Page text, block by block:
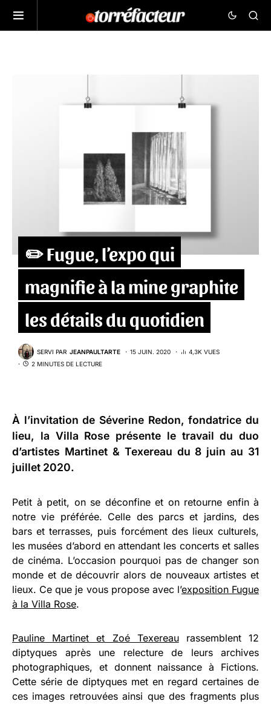
✏️ Fugue, l’expo qui
magnifie à la mine graphite
les détails du quotidien
SERVI PAR JEANPAULTARTE 15 JUIN. 2020
4,3K VUES
2 MINUTES DE LECTURE
À l’invitation de Séverine Redon, fondatrice du
lieu, la Villa Rose présente le travail du duo
d’artistes Martinet & Texereau du 8 juin au 31
juillet 2020.
Petit à petit, on se déconfine et on retourne enfin à
notre vie préférée. Celle des parcs et jardins, des
bars et terrasses, puis forcément des lieux culturels,
les musées d’abord en attendant les concerts et salles
de cinéma. L’occasion pourquoi pas de changer son
monde et de découvrir alors de nouveaux artistes et
lieux. Ce que je vous propose avec l’exposition Fugue
à la Villa Rose.
Pauline Martinet et Zoé Texereaurassemblent 12
diptyques après une relecture de leurs archives
photographiques, et donnent naissance à Fictions.
Cette série de diptyques met en regard certaines de
ces images retrouvées ainsi que des fragments plus